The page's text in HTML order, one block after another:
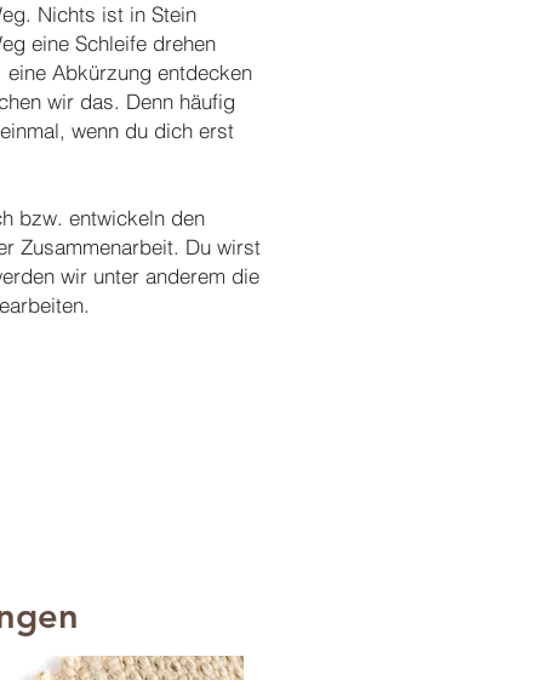
Nichts ist in Stein
eine Schleife drehen
Abkürzung entdecken
wir das. Denn häufig
wenn du dich erst
bzw. entwickeln den
Zusammenarbeit. Du wirst
wir unter anderem die